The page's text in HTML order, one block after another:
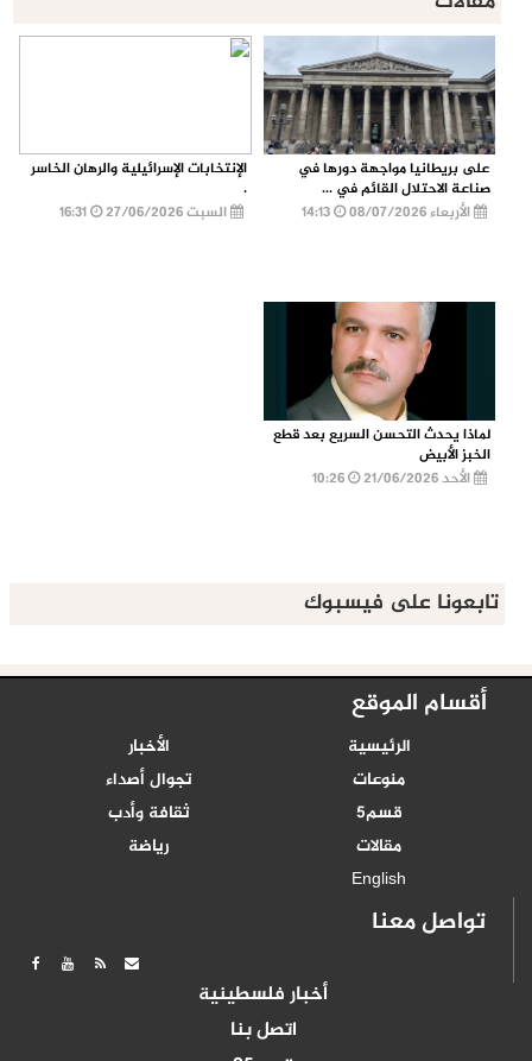
على بريطانيا مواجهة دورها في
صناعة الاحتلال القائم في ...
الأربعاء 08/07/2026
الإنتخابات الإسرائيلية والرهان الخاسر
.
السبت 27/06/2026
16:31
لماذا يحدث التحسن السريع بعد قطع
الخبز الأبيض
الأحد 21/06/2026
تابعونا على فيسبوك
أقسام الموقع
الرئيسية
الأخبار
منوعات
تجوال أصداء
قسم5
ثقافة وأدب
مقالات
رياضة
English
تواصل معنا
أخبار فلسطينية
اتصل بنا